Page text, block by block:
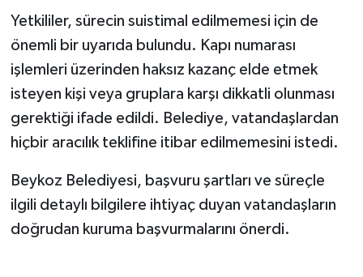
Yetkililer, sürecin suistimal edilmemesi için de
önemli bir uyarıda bulundu. Kapı numarası
işlemleri üzerinden haksız kazanç elde etmek
isteyen kişi veya gruplara karşı dikkatli olunması
gerektiği ifade edildi. Belediye, vatandaşlardan
hiçbir aracılık teklifine itibar edilmemesini istedi.
Beykoz Belediyesi, başvuru şartları ve süreçle
ilgili detaylı bilgilere ihtiyaç duyan vatandaşların
doğrudan kuruma başvurmalarını önerdi.